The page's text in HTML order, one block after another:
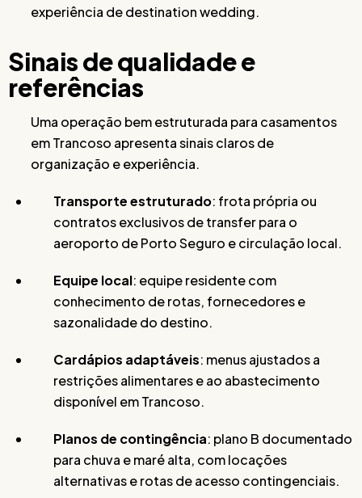
experiência de destination wedding.
Sinais de qualidade e
referências
Uma operação bem estruturada para casamentos
em Trancoso apresenta sinais claros de
organização e experiência.
Transporte estruturado: frota própria ou
contratos exclusivos de transfer para o
aeroporto de Porto Seguro e circulação local.
Equipe local: equipe residente com
conhecimento de rotas, fornecedores e
sazonalidade do destino.
Cardápios adaptáveis: menus ajustados a
restrições alimentares e ao abastecimento
disponível em Trancoso.
Planos de contingência: plano B documentado
para chuva e maré alta, com locações
alternativas e rotas de acesso contingenciais.